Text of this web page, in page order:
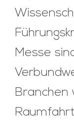
Messe
Branchen